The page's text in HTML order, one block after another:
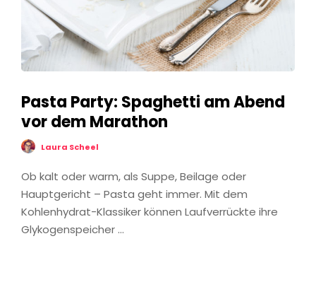
Pasta Party: Spaghetti am Abend
vor dem Marathon
Laura Scheel
Ob kalt oder warm, als Suppe, Beilage oder
Hauptgericht – Pasta geht immer. Mit dem
Kohlenhydrat-Klassiker können Laufverrückte ihre
Glykogenspeicher …